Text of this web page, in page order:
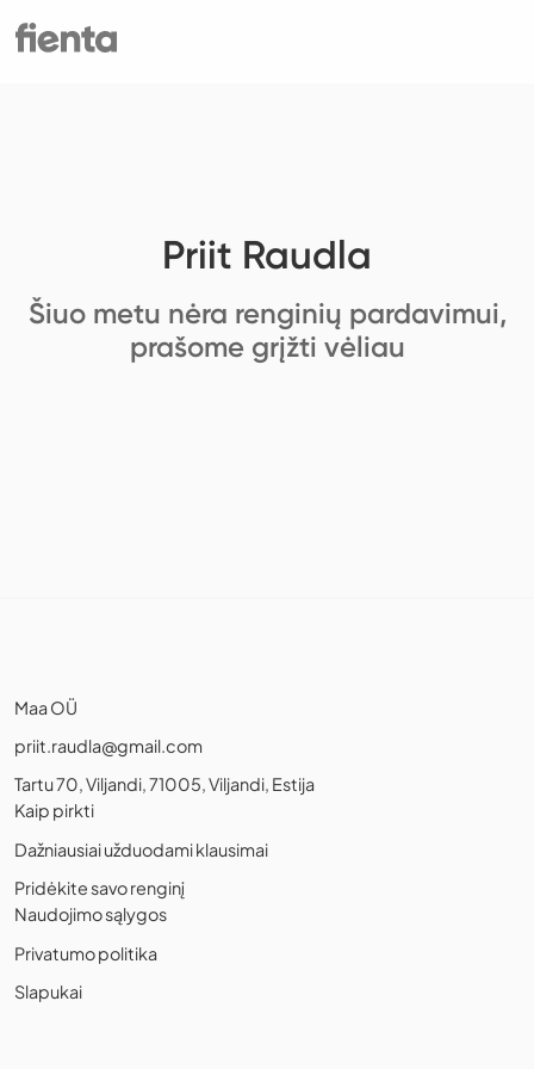
Priit Raudla
Šiuo metu nėra renginių pardavimui,
prašome grįžti vėliau
Maa OÜ
priit.raudla@gmail.com
Tartu 70, Viljandi, 71005, Viljandi, Estija
Kaip pirkti
Dažniausiai užduodami klausimai
Pridėkite savo renginį
Naudojimo sąlygos
Privatumo politika
Slapukai